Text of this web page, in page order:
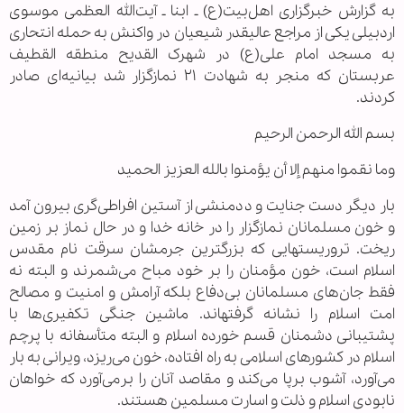
به گزارش خبرگزاری اهل‌بیت(ع) ـ ابنا ـ آیت‌الله العظمی موسوی
اردبیلی یکی از مراجع عالیقدر شیعیان در واکنش به حمله انتحاری
به مسجد امام علی(ع) در شهرک القدیح منطقه القطیف
عربستان که منجر به شهادت ۲۱ نمازگزار شد بیانیه‌ای صادر
کردند.
بسم الله الرحمن الرحیم
وما نقموا منهم إلا أن یؤمنوا بالله العزیز الحمید
بار دیگر دست جنایت و ددمنشی از آستین افراطی‌گری بیرون آمد
و خون مسلمانان نمازگزار را در خانه خدا و در حال نماز بر زمین
ریخت. تروریست‎هایی که بزرگترین جرمشان سرقت نام مقدس
اسلام است، خون مؤمنان را بر خود مباح می‌شمرند و البته نه
فقط جان‌های مسلمانان بی‌دفاع بلکه آرامش و امنیت و مصالح
امت اسلام را نشانه گرفته‎اند. ماشین جنگی تکفیری‌ها با
پشتیبانی دشمنان قسم خورده اسلام و البته متأسفانه با پرچم
اسلام در کشورهای اسلامی به راه افتاده، خون می‌ریزد، ویرانی به بار
می‌آورد، آشوب برپا می‌کند و مقاصد آنان را برمی‌آورد که خواهان
نابودی اسلام و ذلت و اسارت مسلمین هستند.